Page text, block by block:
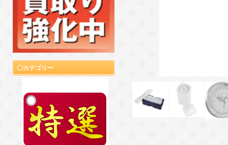
カテゴリー